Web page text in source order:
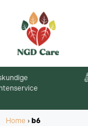
Grado
Home › b6